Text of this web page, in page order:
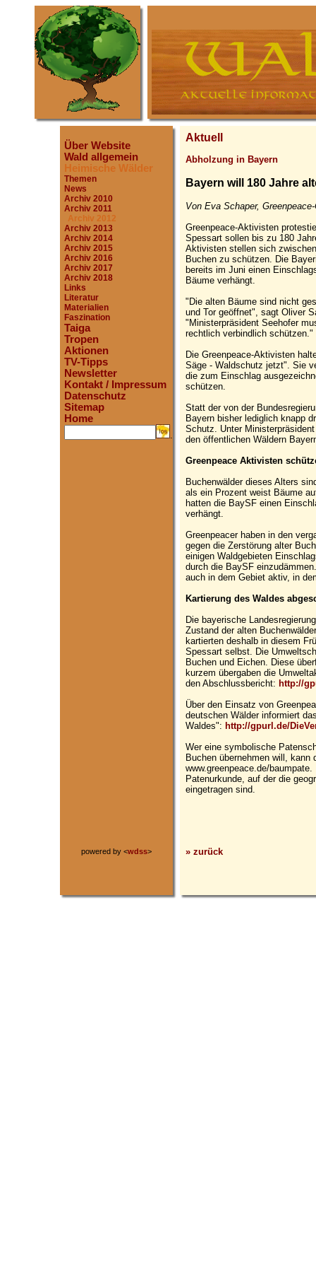
Über Website
Wald allgemein
Heimische Wälder
Themen
News
Archiv 2010
Archiv 2011
Archiv 2012
Archiv 2013
Archiv 2014
Archiv 2015
Archiv 2016
Archiv 2017
Archiv 2018
Links
Literatur
Materialien
Faszination
Taiga
Tropen
Aktionen
TV-Tipps
Newsletter
Kontakt / Impressum
Datenschutz
Sitemap
Home
.
powered by <wdss>
Aktuell
Abholzung in Bayern
Bayern will 180 Jahre
Von Eva Schaper,
Greenpeace-Aktivisten
Spessart sollen bis zu 180
Aktivisten stellen sich
Buchen zu schützen. Die
bereits im Juni einen
Bäume verhängt.
"Die alten Bäume sind nicht
und Tor geöffnet", sagt Oliver
"Ministerpräsident Seehofer
rechtlich verbindlich schützen."
Die Greenpeace-Aktivisten
Säge - Waldschutz jetzt". Sie
die zum Einschlag
schützen.
Statt der von der
Bayern bisher lediglich knapp
Schutz. Unter
den öffentlichen Wäldern
Greenpeace Aktivisten
Buchenwälder dieses Alters
als ein Prozent weist Bäume
hatten die BaySF einen
verhängt.
Greenpeacer haben in den
gegen die Zerstörung alter
einigen Waldgebieten
durch die BaySF
auch in dem Gebiet aktiv, in
Kartierung des Waldes
Die bayerische
Zustand der alten
kartierten deshalb in diesem
Spessart selbst. Die
Buchen und Eichen. Diese
kurzem übergaben die
den Abschlussbericht: http://
Über den Einsatz von
deutschen Wälder informiert
Waldes": http://gpurl.de/
Wer eine symbolische
Buchen übernehmen will, kann
www.greenpeace.de/
Patenurkunde, auf der die
eingetragen sind.
» zurück